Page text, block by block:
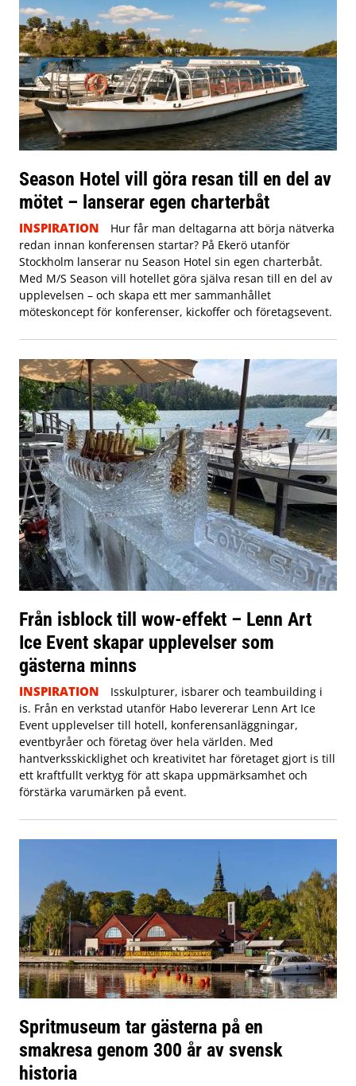
Season Hotel vill göra resan till en del av
mötet – lanserar egen charterbåt
INSPIRATION
Hur får man deltagarna att börja nätverka
redan innan konferensen startar? På Ekerö utanför
Stockholm lanserar nu Season Hotel sin egen charterbåt.
Med M/S Season vill hotellet göra själva resan till en del av
upplevelsen – och skapa ett mer sammanhållet
möteskoncept för konferenser, kickoffer och företagsevent.
Från isblock till wow-effekt – Lenn Art
Ice Event skapar upplevelser som
gästerna minns
INSPIRATION
Isskulpturer, isbarer och teambuilding i
is. Från en verkstad utanför Habo levererar Lenn Art Ice
Event upplevelser till hotell, konferensanläggningar,
eventbyråer och företag över hela världen. Med
hantverksskicklighet och kreativitet har företaget gjort is till
ett kraftfullt verktyg för att skapa uppmärksamhet och
förstärka varumärken på event.
Spritmuseum tar gästerna på en
smakresa genom 300 år av svensk
historia